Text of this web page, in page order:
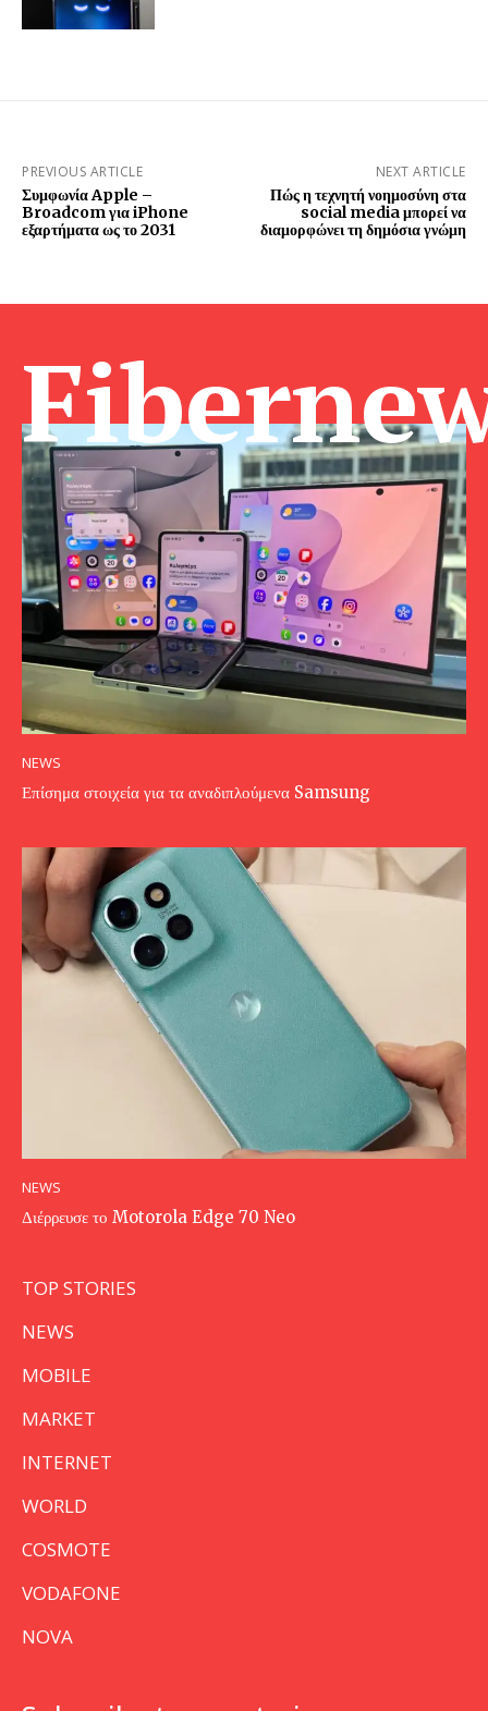
PREVIOUS ARTICLE
Συμφωνία Apple –
Broadcom για iPhone
εξαρτήματα ως το 2031
NEXT ARTICLE
Πώς η τεχνητή νοημοσύνη στα
social media μπορεί να
διαμορφώνει τη δημόσια γνώμη
NEWS
Επίσημα στοιχεία για τα αναδιπλούμενα Samsung
NEWS
Διέρρευσε το Motorola Edge 70 Neo
TOP STORIES
NEWS
MOBILE
MARKET
INTERNET
WORLD
COSMOTE
VODAFONE
NOVA